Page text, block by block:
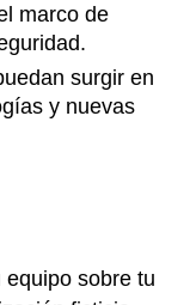
marco de
surgir en
y nuevas
sobre tu